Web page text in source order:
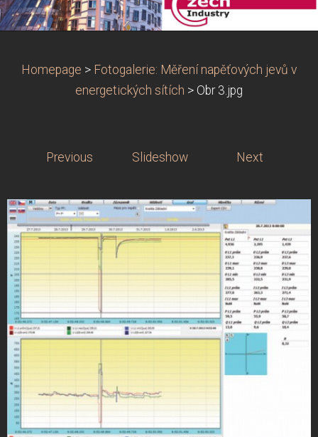
Homepage > Fotogalerie: Měření napěťových jevů v
energetických sítích > Obr 3.jpg
Previous Slideshow Next